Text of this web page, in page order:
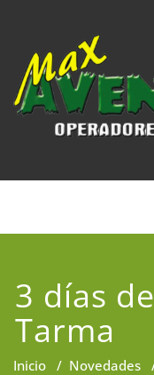
3 días
Tarma
Inicio / Novedades